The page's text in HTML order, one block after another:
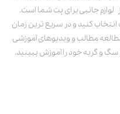
لوازم جانبی برای پت شما است.
انتخاب کنید و در سریع ترین زمان
مطالب و ویدیوهای آموزشی
سگ و گربه خود را آموزش ببینید.